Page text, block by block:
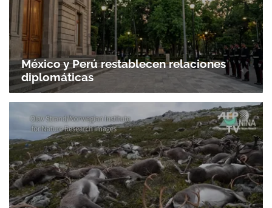
México y Perú restablecen relaciones
diplomáticas